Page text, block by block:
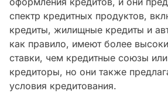
спектр кредитных продуктов,
кредиты, жилищные кредиты и
как правило, имеют более
ставки, чем кредитные союзы
кредиторы, но они также
условия кредитования.